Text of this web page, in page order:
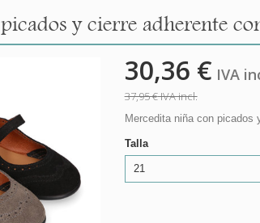
y cierre adherente
30,36 € IVA
37,95 €IVA incl.
Mercedita niña con picados
Talla
21